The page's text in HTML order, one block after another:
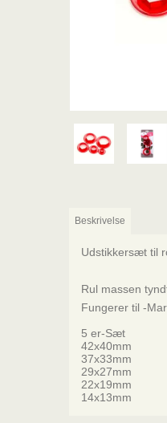
Beskrivelse
Udstikkersæt til
Rul massen
Fungerer til -
5 er-Sæt
42x40mm
37x33mm
29x27mm
22x19mm
14x13mm